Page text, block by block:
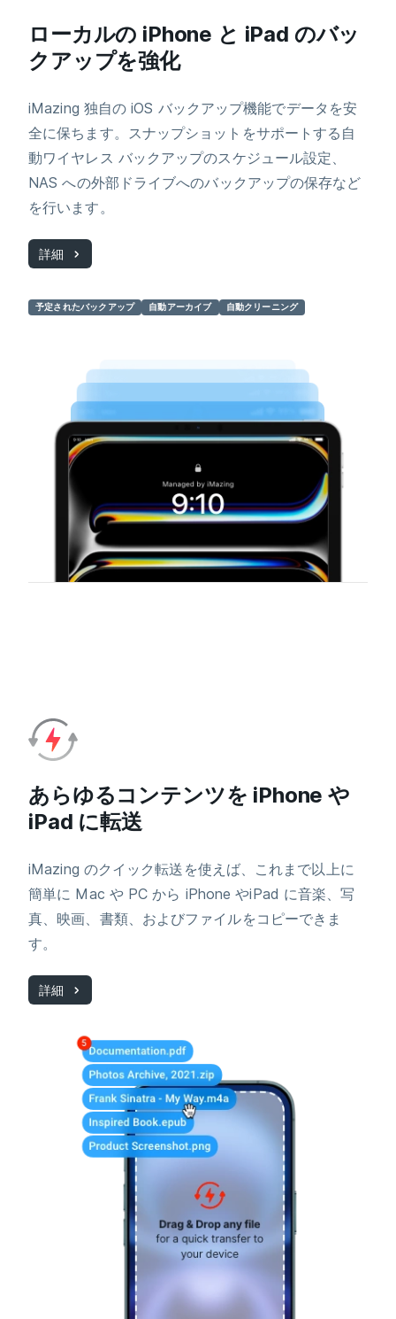
ローカルの iPhone と iPad のバッ
クアップを強化
iMazing 独自の iOS バックアップ機能でデータを安
全に保ちます。スナップショットをサポートする自
動ワイヤレス バックアップのスケジュール設定、
NAS への外部ドライブへのバックアップの保存など
を行います。
詳細
予定されたバックアップ 自動アーカイブ 自動クリーニング
あらゆるコンテンツを iPhone や
iPad に転送
iMazing のクイック転送を使えば、これまで以上に
簡単に Mac や PC から iPhone やiPad に音楽、写
真、映画、書類、およびファイルをコピーできま
す。
詳細